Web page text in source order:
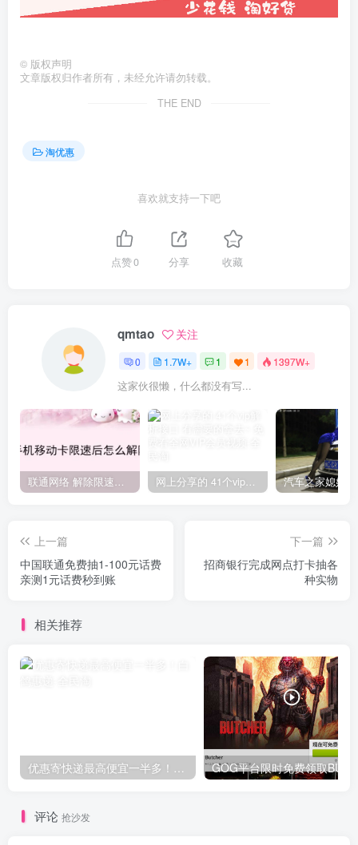
© 版权声明
文章版权归作者所有，未经允许请勿转载。
THE END
淘优惠
喜欢就支持一下吧
点赞0 分享 收藏
qmtao 关注
0 1.7W+ 1 1 1397W+
这家伙很懒，什么都没有写...
联通网络 解除限速方法参考！畅享、畅玩、老白干等及其它地区自测了 网上分享的 41个vip解析接口 有需要的拿去~ 免费看全网VIP会员视频
上一篇
中国联通免费抽1-100元话费
亲测1元话费秒到账
下一篇
招商银行完成网点打卡抽各
种实物
相关推荐
优惠寄快递最高便宜一半多！白鸽惠递
评论 抢沙发